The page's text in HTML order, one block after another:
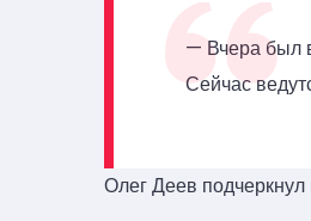
— Вчера был
Сейчас
Олег Деев